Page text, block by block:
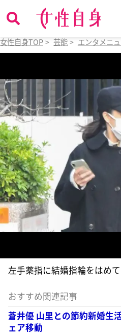
女性自身TOP > 芸能 > エンタメニ
左手薬指に結婚指輪をはめて
おすすめ関連記事
蒼井優 山里との節約新婚生
ェア移動